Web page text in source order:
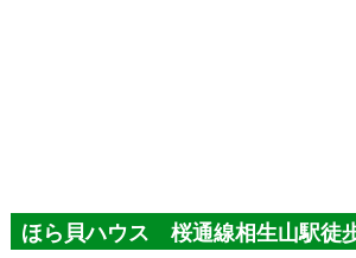
ほら貝ハウス 桜通線相生山駅徒